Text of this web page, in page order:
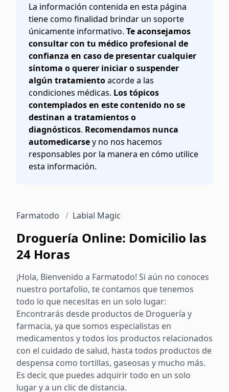
La información contenida en esta página
tiene como finalidad brindar un soporte
únicamente informativo. Te aconsejamos
consultar con tu médico profesional de
confianza en caso de presentar cualquier
síntoma o querer iniciar o suspender
algún tratamientoacorde a las
condiciones médicas. Los tópicos
contemplados en este contenido no se
destinan a tratamientos o
diagnósticos. Recomendamos nunca
automedicarsey no nos hacemos
responsables por la manera en cómo utilice
esta información.
Farmatodo / Labial Magic
Droguería Online: Domicilio las
24 Horas
¡Hola, Bienvenido a Farmatodo! Si aún no conoces
nuestro portafolio, te contamos que tenemos
todo lo que necesitas en un solo lugar:
Encontrarás desde productos de Droguería y
farmacia, ya que somos especialistas en
medicamentos y todos los productos relacionados
con el cuidado de salud, hasta todos productos de
despensa como tortillas, gaseosas y mucho más.
Es decir, que puedes adquirir todo en un solo
lugar y a un clic de distancia.